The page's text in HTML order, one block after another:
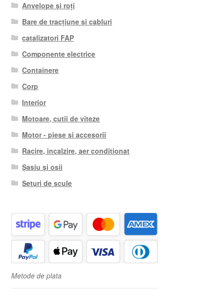
Anvelope și roți
Bare de tracțiune și cabluri
catalizatori FAP
Componente electrice
Containere
Corp
Interior
Motoare, cutii de viteze
Motor - piese si accesorii
Racire, incalzire, aer conditionat
Șasiu și osii
Seturi de scule
Metode de plata